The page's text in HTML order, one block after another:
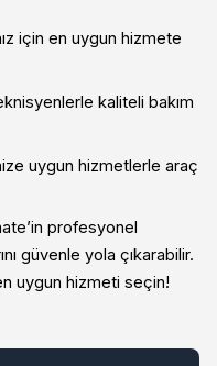
için en uygun hizmete
kaliteli bakım
uygun hizmetlerle araç
profesyonel
güvenle yola çıkarabilir.
uygun hizmeti seçin!